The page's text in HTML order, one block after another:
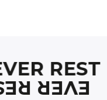
EVER
EVER